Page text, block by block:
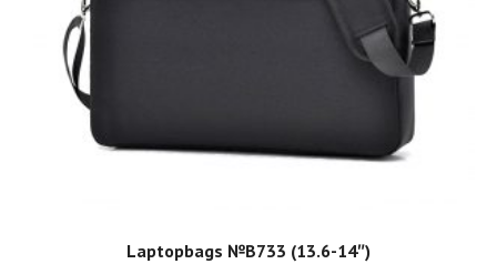
ADD TO CART
Laptopbags №B733 (13.6-14″)